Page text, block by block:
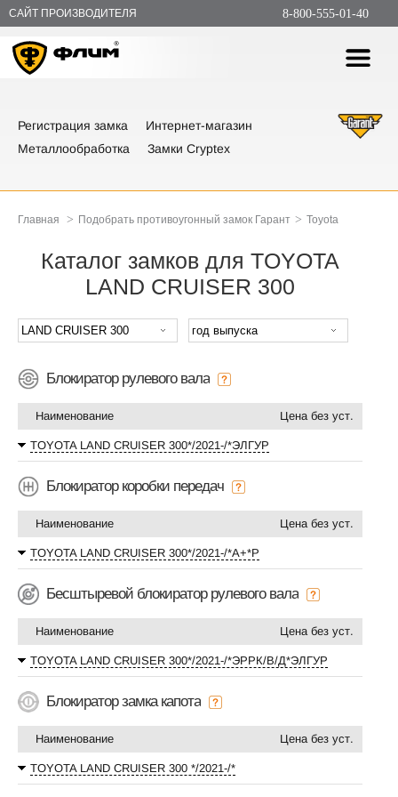
САЙТ ПРОИЗВОДИТЕЛЯ 8-800-555-01-40
Регистрация замка
Интернет-магазин
Металлообработка
Замки Cryptex
Главная > Подобрать противоугонный замок Гарант > Toyota
Каталог замков для TOYOTA
LAND CRUISER 300
Блокиратор рулевого вала
Наименование Цена без уст.
TOYOTA LAND CRUISER 300*/2021-/*ЭЛГУР
Блокиратор коробки передач
Наименование Цена без уст.
TOYOTA LAND CRUISER 300*/2021-/*А+*P
Бесштыревой блокиратор рулевого вала
Наименование Цена без уст.
TOYOTA LAND CRUISER 300*/2021-/*ЭРРК/В/Д*ЭЛГУР
Блокиратор замка капота
Наименование Цена без уст.
TOYOTA LAND CRUISER 300 */2021-/*